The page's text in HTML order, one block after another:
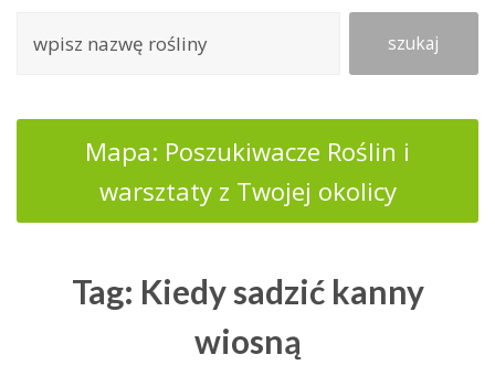
szukaj
Mapa: Poszukiwacze Roślin i
warsztaty z Twojej okolicy
Tag: Kiedy sadzić kanny
wiosną